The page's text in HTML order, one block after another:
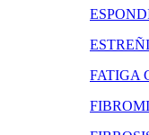
FATIGA